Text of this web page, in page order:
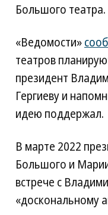
Большого театра.
«Ведомости»
театров
президент
Гергиеву и
идею поддержал.
В марте 2022
Большого и
встрече с
«доскональному